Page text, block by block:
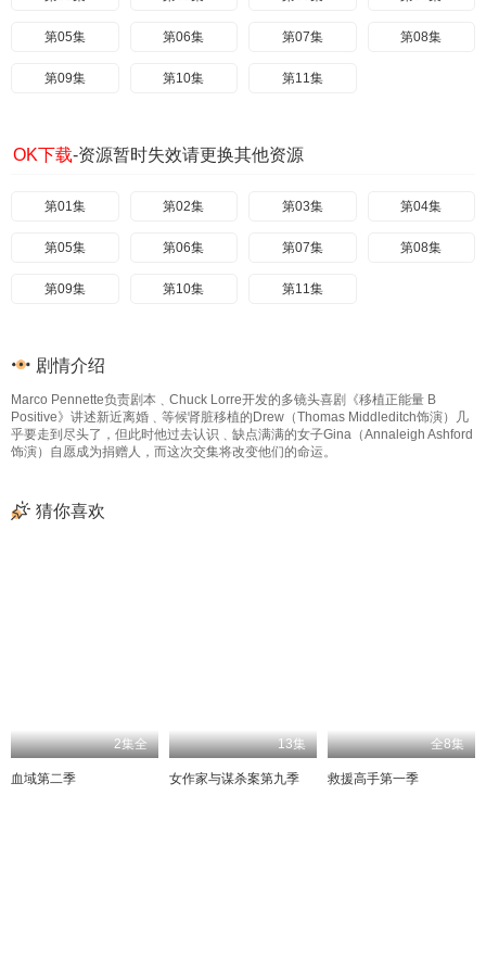
第05集 第06集 第07集 第08集
第09集 第10集 第11集
OK下载-资源暂时失效请更换其他资源
第01集 第02集 第03集 第04集
第05集 第06集 第07集 第08集
第09集 第10集 第11集
剧情介绍
Marco Pennette负责剧本﹑Chuck Lorre开发的多镜头喜剧《移植正能量 B
Positive》讲述新近离婚﹑等候肾脏移植的Drew（Thomas Middleditch饰演）几
乎要走到尽头了，但此时他过去认识﹑缺点满满的女子Gina（Annaleigh Ashford
饰演）自愿成为捐赠人，而这次交集将改变他们的命运。
猜你喜欢
2集全
血域第二季
13集
女作家与谋杀案第九季
全8集
救援高手第一季